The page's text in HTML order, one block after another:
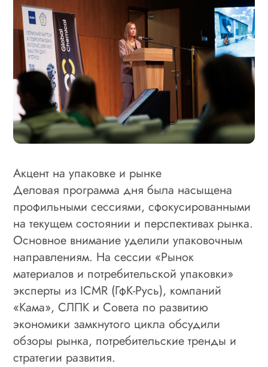
Акцент на упаковке и рынке
Деловая программа дня была насыщена
профильными сессиями, сфокусированными
на текущем состоянии и перспективах рынка.
Основное внимание уделили упаковочным
направлениям. На сессии «Рынок
материалов и потребительской упаковки»
эксперты из ICMR (ГфК-Русь), компаний
«Кама», СЛПК и Совета по развитию
экономики замкнутого цикла обсудили
обзоры рынка, потребительские тренды и
стратегии развития.